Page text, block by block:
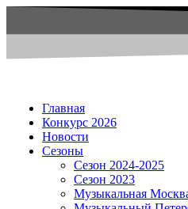
Главная
Конкурс 2026
Новости
Сезоны
Сезон 2024-2025
Сезон 2023
Музыкальная